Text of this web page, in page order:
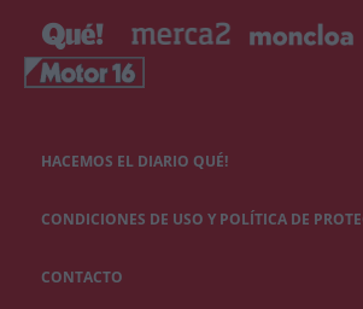
HACEMOS EL DIARIO QUÉ!
CONDICIONES DE USO Y POLÍTICA DE
CONTACTO